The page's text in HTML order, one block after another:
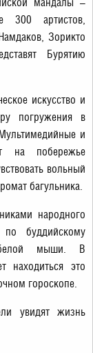
300 артистов,
Зорикто
Бурятию
искусство и
погружения в
и
на побережье
вольный
багульника.
народного
буддийскому
белой мыши. В
находиться это
гороскопе.
увидят жизнь